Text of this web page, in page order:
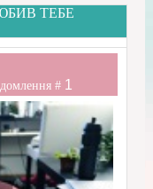
ТЕБЕ
# 1